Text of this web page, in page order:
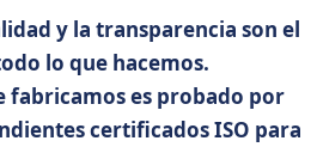
y la transparencia son el
lo que hacemos.
fabricamos es probado por
certificados ISO para